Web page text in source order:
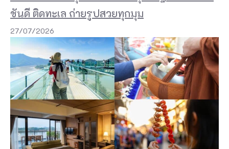
ชันดี ติดทะเล ถ่ายรูปสวยทุกมุม
27/07/2026